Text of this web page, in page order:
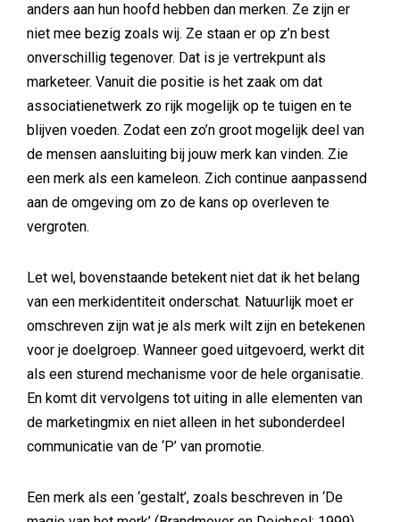
anders aan hun hoofd hebben dan merken. Ze zijn er
niet mee bezig zoals wij. Ze staan er op z’n best
onverschillig tegenover. Dat is je vertrekpunt als
marketeer. Vanuit die positie is het zaak om dat
associatienetwerk zo rijk mogelijk op te tuigen en te
blijven voeden. Zodat een zo’n groot mogelijk deel van
de mensen aansluiting bij jouw merk kan vinden. Zie
een merk als een kameleon. Zich continue aanpassend
aan de omgeving om zo de kans op overleven te
vergroten.
Let wel, bovenstaande betekent niet dat ik het belang
van een merkidentiteit onderschat. Natuurlijk moet er
omschreven zijn wat je als merk wilt zijn en betekenen
voor je doelgroep. Wanneer goed uitgevoerd, werkt dit
als een sturend mechanisme voor de hele organisatie.
En komt dit vervolgens tot uiting in alle elementen van
de marketingmix en niet alleen in het subonderdeel
communicatie van de ‘P’ van promotie.
Een merk als een ‘gestalt’, zoals beschreven in ‘De